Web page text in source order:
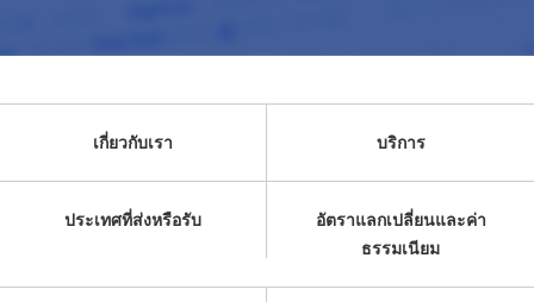
เกี่ยวกับเรา บริการ
ประเทศที่ส่งหรือรับ
อัตราแลกเปลี่ยนและค่า
ธรรมเนียม